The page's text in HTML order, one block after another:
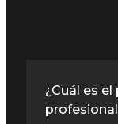
¿Cuál es